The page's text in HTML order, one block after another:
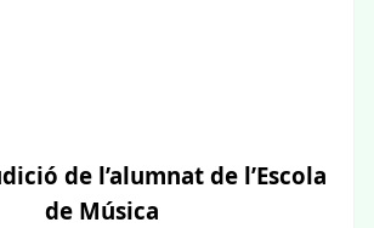
de l’alumnat de l’Escola
de Música